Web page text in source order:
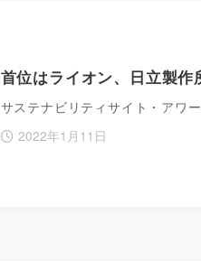
首位はライオン、日立製
サステナビリティサイト・アワ
2022年1月11日